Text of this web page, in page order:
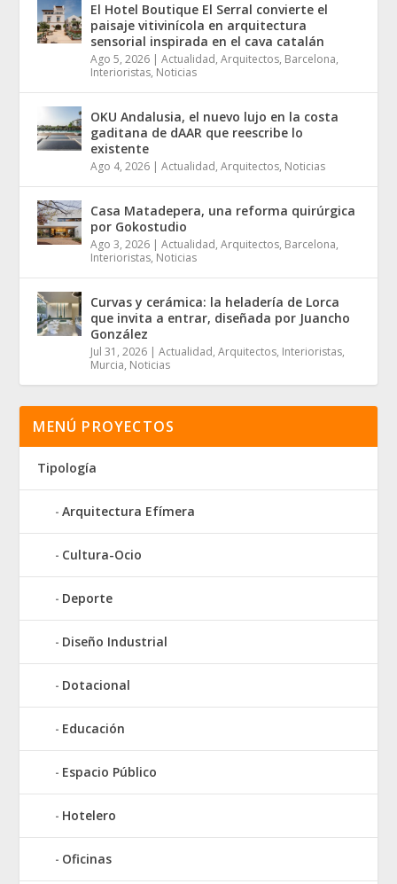
El Hotel Boutique El Serral convierte el
paisaje vitivinícola en arquitectura
sensorial inspirada en el cava catalán
Ago 5, 2026 |Actualidad,Arquitectos, Barcelona,
Interioristas, Noticias
OKU Andalusia, el nuevo lujo en la costa
gaditana de dAAR que reescribe lo
existente
Ago 4, 2026 |Actualidad,Arquitectos, Noticias
Casa Matadepera, una reforma quirúrgica
por Gokostudio
Ago 3, 2026 |Actualidad,Arquitectos, Barcelona,
Interioristas, Noticias
Curvas y cerámica: la heladería de Lorca
que invita a entrar, diseñada por Juancho
González
Jul 31, 2026 |Actualidad,Arquitectos, Interioristas,
Murcia, Noticias
MENÚ PROYECTOS
Tipología
Arquitectura Efímera
Cultura-Ocio
Deporte
Diseño Industrial
Dotacional
Educación
Espacio Público
Hotelero
Oficinas